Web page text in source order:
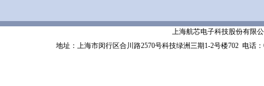
上海航芯电子科技股份有限公
地址：上海市闵行区合川路2570号科技绿洲三期1-2号楼702 电话